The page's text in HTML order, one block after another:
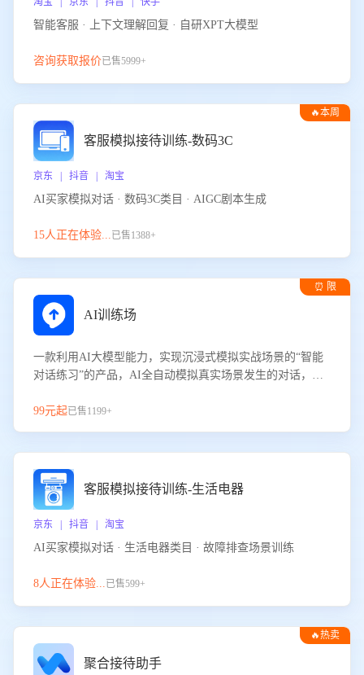
智能客服 · 上下文理解回复 · 自研XPT大模型
咨询获取报价已售5999+
🔥本周
客服模拟接待训练-数码3C
京东 | 抖音 | 淘宝
AI买家模拟对话 · 数码3C类目 · AIGC剧本生成
15人正在体验...已售1388+
⏰ 限
AI训练场
一款利用AI大模型能力，实现沉浸式模拟实战场景的“智能
对话练习”的产品，AI全自动模拟真实场景发生的对话，企
服能力。
99元起已售1199+
客服模拟接待训练-生活电器
京东 | 抖音 | 淘宝
AI买家模拟对话 · 生活电器类目 · 故障排查场景训练
8人正在体验...已售599+
🔥热卖
聚合接待助手